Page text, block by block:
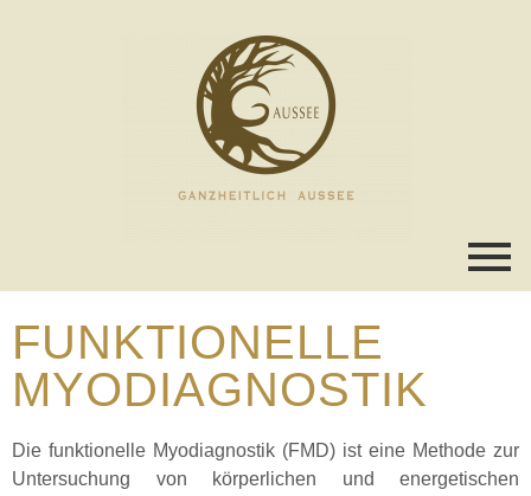
FUNKTIONELLE
MYODIAGNOSTIK
Die funktionelle Myodiagnostik (FMD) ist eine Methode zur
Untersuchung von körperlichen und energetischen